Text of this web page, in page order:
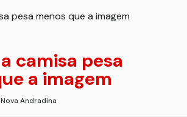
camisa pesa
a imagem
Andradina